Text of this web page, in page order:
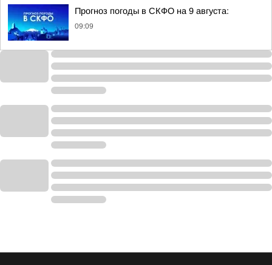
Прогноз погоды в СКФО на 9 августа:
09:09